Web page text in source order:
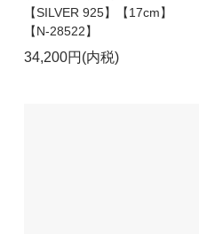
【SILVER 925】【17cm】
【N-28522】
34,200円(内税)